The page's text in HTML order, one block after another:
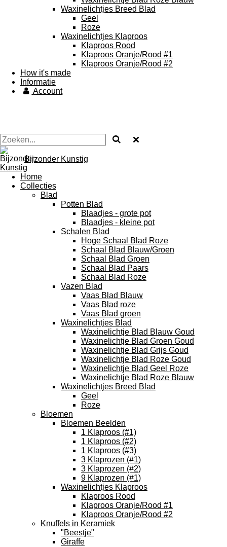
Waxinelichtjes Breed Blad
Geel
Roze
Waxinelichtjes Klaproos
Klaproos Rood
Klaproos Oranje/Rood #1
Klaproos Oranje/Rood #2
How it's made
Informatie
Account
Bijzonder Kunstig
Home
Collecties
Blad
Potten Blad
Blaadjes - grote pot
Blaadjes - kleine pot
Schalen Blad
Hoge Schaal Blad Roze
Schaal Blad Blauw/Groen
Schaal Blad Groen
Schaal Blad Paars
Schaal Blad Roze
Vazen Blad
Vaas Blad Blauw
Vaas Blad roze
Vaas Blad groen
Waxinelichtjes Blad
Waxinelichtje Blad Blauw Goud
Waxinelichtje Blad Groen Goud
Waxinelichtje Blad Grijs Goud
Waxinelichtje Blad Roze Goud
Waxinelichtje Blad Geel Roze
Waxinelichtje Blad Roze Blauw
Waxinelichtjes Breed Blad
Geel
Roze
Bloemen
Bloemen Beelden
1 Klaproos (#1)
1 Klaproos (#2)
1 Klaproos (#3)
3 Klaprozen (#1)
3 Klaprozen (#2)
9 Klaprozen (#1)
Waxinelichtjes Klaproos
Klaproos Rood
Klaproos Oranje/Rood #1
Klaproos Oranje/Rood #2
Knuffels in Keramiek
"Beestje"
Giraffe